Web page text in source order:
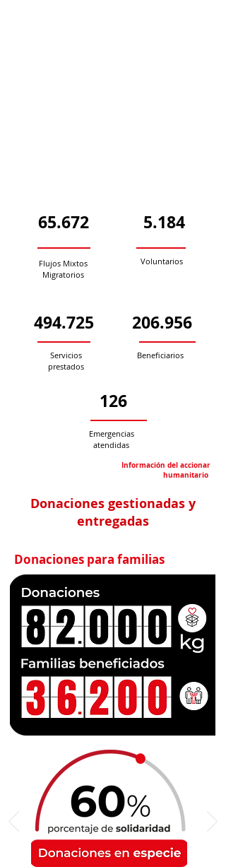
65.672
Flujos Mixtos
Migratorios
5.184
Voluntarios
494.725
Servicios
prestados
206.956
Beneficiarios
126
Emergencias
atendidas
Información del accionar
humanitario
Donaciones gestionadas y
entregadas
Donaciones para familias